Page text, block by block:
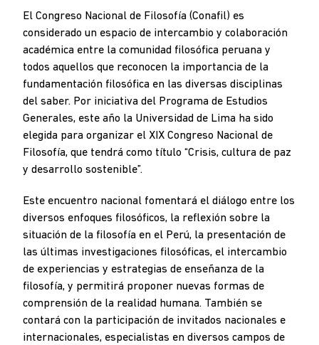
El Congreso Nacional de Filosofía (Conafil) es
considerado un espacio de intercambio y colaboración
académica entre la comunidad filosófica peruana y
todos aquellos que reconocen la importancia de la
fundamentación filosófica en las diversas disciplinas
del saber. Por iniciativa del Programa de Estudios
Generales, este año la Universidad de Lima ha sido
elegida para organizar el XIX Congreso Nacional de
Filosofía, que tendrá como título “Crisis, cultura de paz
y desarrollo sostenible”.
Este encuentro nacional fomentará el diálogo entre los
diversos enfoques filosóficos, la reflexión sobre la
situación de la filosofía en el Perú, la presentación de
las últimas investigaciones filosóficas, el intercambio
de experiencias y estrategias de enseñanza de la
filosofía, y permitirá proponer nuevas formas de
comprensión de la realidad humana. También se
contará con la participación de invitados nacionales e
internacionales, especialistas en diversos campos de